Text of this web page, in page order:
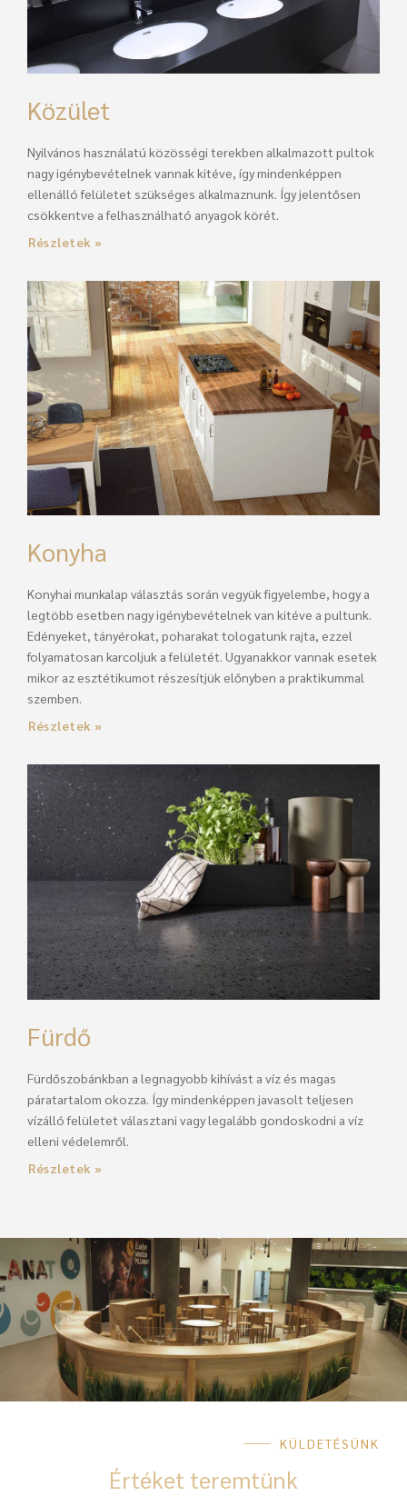
Közület
Nyilvános használatú közösségi terekben alkalmazott pultok
nagy igénybevételnek vannak kitéve, így mindenképpen
ellenálló felületet szükséges alkalmaznunk. Így jelentősen
csökkentve a felhasználható anyagok körét.
Részletek »
Konyha
Konyhai munkalap választás során vegyük figyelembe, hogy a
legtöbb esetben nagy igénybevételnek van kitéve a pultunk.
Edényeket, tányérokat, poharakat tologatunk rajta, ezzel
folyamatosan karcoljuk a felületét. Ugyanakkor vannak esetek
mikor az esztétikumot részesítjük előnyben a praktikummal
szemben.
Részletek »
Fürdő
Fürdőszobánkban a legnagyobb kihívást a víz és magas
páratartalom okozza. Így mindenképpen javasolt teljesen
vízálló felületet választani vagy legalább gondoskodni a víz
elleni védelemről.
Részletek »
KÜLDETÉSÜNK
Értéket teremtünk